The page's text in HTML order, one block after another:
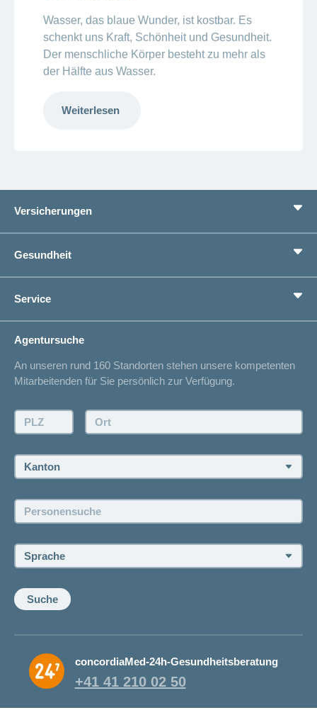
Wasser, das blaue Wunder, ist kostbar. Es
schenkt uns Kraft, Schönheit und Gesundheit.
Der menschliche Körper besteht zu mehr als
der Hälfte aus Wasser.
Weiterlesen
Versicherungen
Zusatzversicherungen
Vorsorge
Ich suche eine Versicherung für
Lebenssituation
Sparen bei der Versicherung
Gesundheit
Gesundheitskompass
concordiaMed
Service
Spitalliste
Unfallmeldung
Offertanfrage
Rückruf anfordern
Offene Stellen
Agentursuche
An unseren rund 160 Standorten stehen unsere kompetenten
Mitarbeitenden für Sie persönlich zur Verfügung.
PLZ: Ort:
Kanton:
Personensuche:
Sprache:
Suche
concordiaMed-24h-Gesundheitsberatung
+41 41 210 02 50